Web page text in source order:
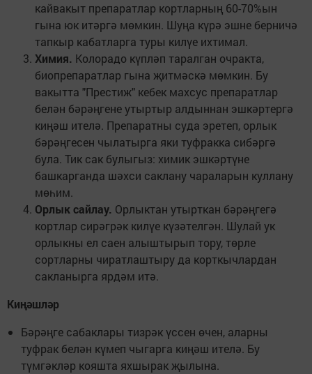
кайвакыт препаратлар кортларның 60-70%ын
гына юк итәргә мөмкин. Шуңа күрә эшне берничә
тапкыр кабатларга туры килүе ихтимал.
Химия. Колорадо күпләп таралган очракта,
биопрепаратлар гына җитмәскә мөмкин. Бу
вакытта "Престиж" кебек махсус препаратлар
белән бәрәңгене утыртыр алдыннан эшкәртергә
киңәш ителә. Препаратны суда эретеп, орлык
бәрәңгесен чылатырга яки туфракка сибәргә
була. Тик сак булыгыз: химик эшкәртүне
башкарганда шәхси саклану чараларын куллану
мөһим.
Орлык сайлау. Орлыктан утырткан бәрәңгегә
кортлар сирәгрәк килүе күзәтелгән. Шулай ук
орлыкны ел саен алыштырып тору, төрле
сортларны чиратлаштыру да корткычлардан
сакланырга ярдәм итә.
Киңәшләр
Бәрәңге сабаклары тизрәк үссен өчен, аларны
туфрак белән күмеп чыгарга киңәш ителә. Бу
түмгәкләр кояшта яхшырак җылына.